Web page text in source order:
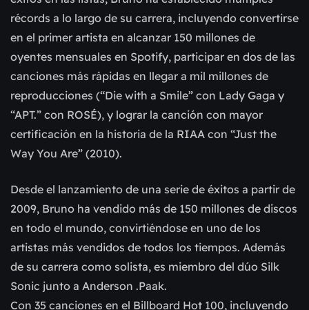
récords a lo largo de su carrera, incluyendo convertirse
en el primer artista en alcanzar 150 millones de
oyentes mensuales en Spotify, participar en dos de las
canciones más rápidas en llegar a mil millones de
reproducciones (“Die with a Smile” con Lady Gaga y
“APT.” con ROSÉ), y lograr la canción con mayor
certificación en la historia de la RIAA con “Just the
Way You Are” (2010).
Desde el lanzamiento de una serie de éxitos a partir de
2009, Bruno ha vendido más de 150 millones de discos
en todo el mundo, convirtiéndose en uno de los
artistas más vendidos de todos los tiempos. Además
de su carrera como solista, es miembro del dúo Silk
Sonic junto a Anderson .Paak.
Con 35 canciones en el Billboard Hot 100, incluyendo